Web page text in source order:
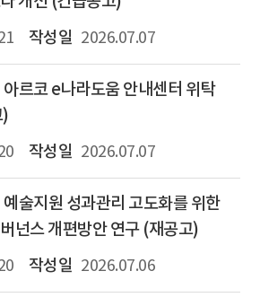
2026.07.07
르코 e나라도움 안내센터 위탁
)
2026.07.07
술지원 성과관리 고도화를 위한
넌스 개편방안 연구 (재공고)
2026.07.06